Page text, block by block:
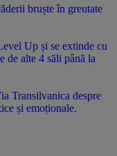
bruște în greutate
Up și se extinde cu
de alte 4 săli până la
Transilvanica despre
și emoționale.